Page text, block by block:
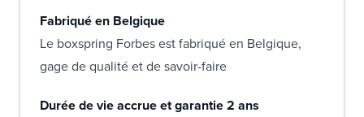
Fabriqué en Belgique
Le boxspring Forbes est fabriqué en Belgique,
gage de qualité et de savoir-faire
Durée de vie accrue et garantie 2 ans